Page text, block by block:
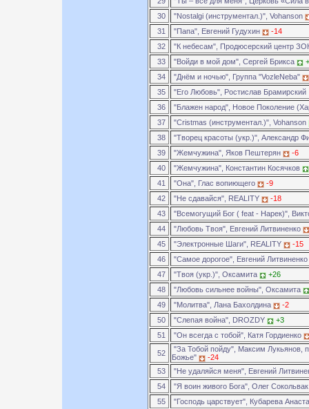
30
"Nostalgi (инструментал.)", Vohanson
31
"Папа", Евгений Гудухин
-14
32
"К небесам", Продюсерский центр
33
"Войди в мой дом", Сергей Брикса
34
"Днём и ночью", Группа "VozleNeba"
35
"Его Любовь", Ростислав Брамирский
36
"Блажен народ", Новое Поколение
37
"Cristmas (инструментал.)", Vohanson
38
"Творец красоты (укр.)", Александр
39
"Жемчужина", Яков Пештерян
-6
40
"Жемчужина", Константин Косячков
41
"Она", Глас вопиющего
-9
42
"Не сдавайся", REALITY
-18
43
"Всемогущий Бог ( feat - Нарек)",
44
"Любовь Твоя", Евгений Литвиненко
45
"Электронные Шаги", REALITY
-15
46
"Самое дорогое", Евгений Литвиненко
47
"Твоя (укр.)", Оксамита
+26
48
"Любовь сильнее войны", Оксамита
49
"Молитва", Лана Бахолдина
-2
50
"Слепая война", DROZDY
+3
51
"Он всегда с тобой", Катя Гордиенко
52
"За Тобой пойду", Максим Лукьянов,
Божье"
-24
53
"Не удаляйся меня", Евгений
54
"Я воин живого Бога", Олег
55
"Господь царствует", Кубарева